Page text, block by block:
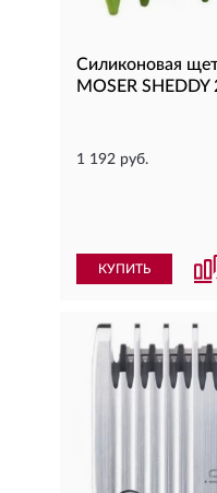
Силиконовая
MOSER
1 192 руб.
КУПИТЬ